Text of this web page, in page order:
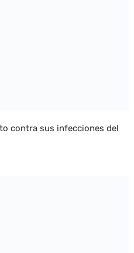
contra sus infecciones del